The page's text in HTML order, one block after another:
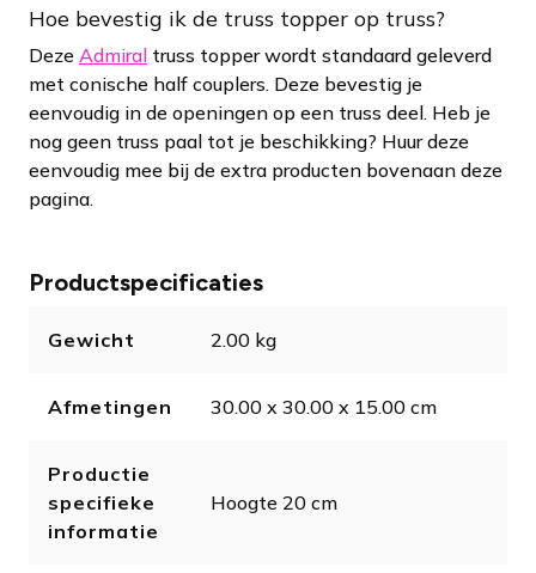
Hoe bevestig ik de truss topper op truss?
Deze Admiral truss topper wordt standaard geleverd
met conische half couplers. Deze bevestig je
eenvoudig in de openingen op een truss deel. Heb je
nog geen truss paal tot je beschikking? Huur deze
eenvoudig mee bij de extra producten bovenaan deze
pagina.
Productspecificaties
Gewicht 2.00 kg
Afmetingen 30.00 x 30.00 x 15.00 cm
Productie
specifieke
informatie
Hoogte 20 cm